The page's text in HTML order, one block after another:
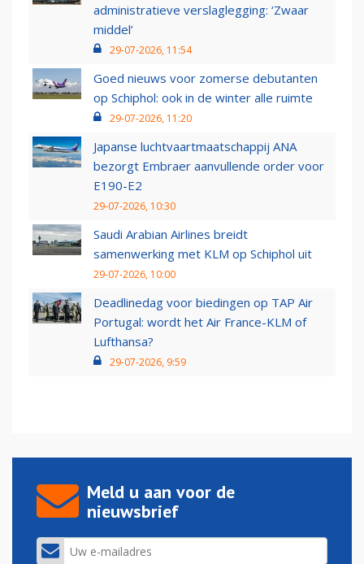
administratieve verslaglegging: ‘Zwaar
middel’
29-07-2026, 11:54
Goed nieuws voor zomerse debutanten
op Schiphol: ook in de winter alle ruimte
29-07-2026, 11:20
Japanse luchtvaartmaatschappij ANA
bezorgt Embraer aanvullende order voor
E190-E2
29-07-2026, 10:30
Saudi Arabian Airlines breidt
samenwerking met KLM op Schiphol uit
29-07-2026, 10:00
Deadlinedag voor biedingen op TAP Air
Portugal: wordt het Air France-KLM of
Lufthansa?
29-07-2026, 9:59
Meld u aan voor de
nieuwsbrief